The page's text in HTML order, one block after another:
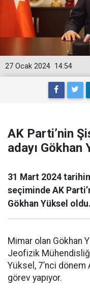
14:54
27 Ocak 2024
AK Parti’nin
adayı Gökhan
31 Mart 2024
seçiminde AK
Gökhan Yüksel oldu.
Mimar olan Gökhan
Jeofizik
Yüksel, 7’nci dönem
görev yapıyor.